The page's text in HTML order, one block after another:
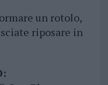
un rotolo,
riposare in